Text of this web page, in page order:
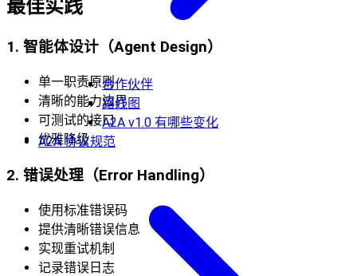
合作伙伴
路线图
A2A v1.0 有哪些变化
A2A 协议规范
最佳实践
1. 智能体设计（Agent Design）
单一职责原则
清晰的能力边界
可测试的接口
优雅降级
2. 错误处理（Error Handling）
使用标准错误码
提供清晰错误信息
实现重试机制
记录错误日志